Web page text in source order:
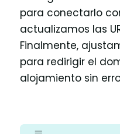
para conectarlo
actualizamos las
Finalmente,
para redirigir el
alojamiento sin